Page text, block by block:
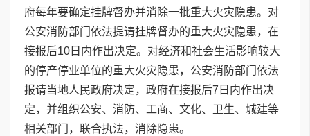
府每年要确定挂牌督办并消除一批重大火灾隐患。对
公安消防部门依法提请挂牌督办的重大火灾隐患，在
接报后10日内作出决定。对经济和社会生活影响较大
的停产停业单位的重大火灾隐患，公安消防部门依法
报请当地人民政府决定，政府在接报后7日内作出决
定，并组织公安、消防、工商、文化、卫生、城建等
相关部门，联合执法，消除隐患。